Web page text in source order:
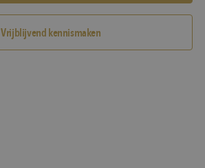
Vrijblijvend kennismaken